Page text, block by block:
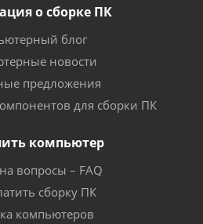
о сборке ПК
блог
новости
предложения
для сборки ПК
компьютер
вопросы – FAQ
сборку ПК
компьютеров